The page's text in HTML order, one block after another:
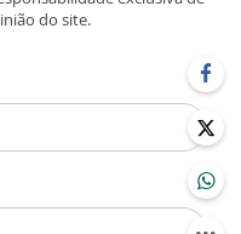
do site.